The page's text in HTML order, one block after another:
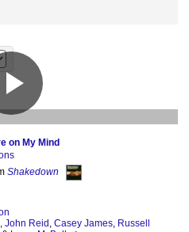
on My Mind
Shakedown
, John Reid, Casey James, Russell